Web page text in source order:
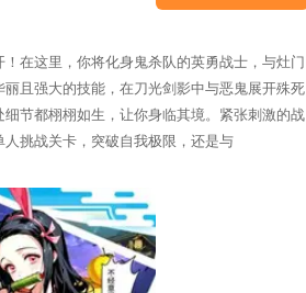
在这里，你将化身鬼杀队的英勇战士，与灶门
且强大的技能，在刀光剑影中与恶鬼展开殊死
节都栩栩如生，让你身临其境。紧张刺激的战
挑战关卡，突破自我极限，还是与